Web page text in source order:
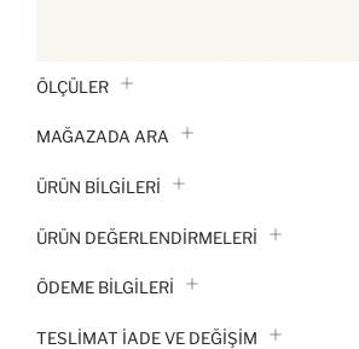
ÖLÇÜLER
MAĞAZADA ARA
ÜRÜN BILGILERI
ÜRÜN DEĞERLENDİRMELERİ
ÖDEME BİLGİLERİ
TESLIMAT İADE VE DEĞIŞIM